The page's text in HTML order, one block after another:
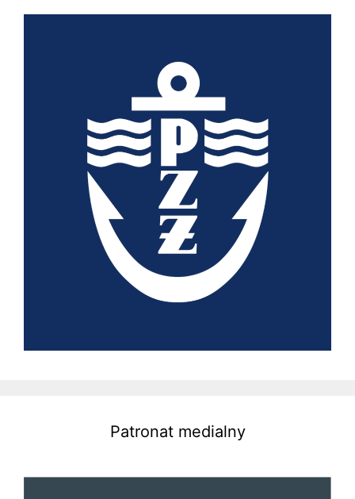
Patronat medialny